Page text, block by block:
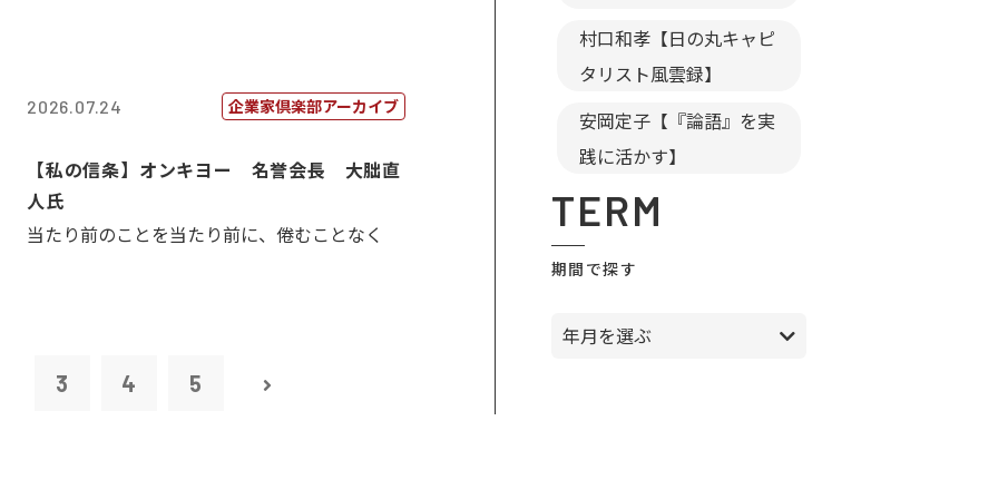
2026.07.24 企業家倶楽部アーカイブ
【私の信条】オンキヨー 名誉会長 大朏直
人氏
当たり前のことを当たり前に、倦むことなく
3 4 5
村口和孝【日の丸キャピ
タリスト風雲録】
安岡定子【『論語』を実
践に活かす】
TERM
期間で探す
年月を選ぶ